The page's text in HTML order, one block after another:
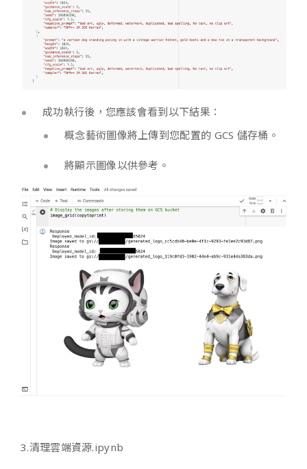
成功執行後，您應該會看到以下結果：
概念藝術圖像將上傳到您配置的 GCS 儲存桶。
將顯示圖像以供參考。
3.清理雲端資源.ipynb